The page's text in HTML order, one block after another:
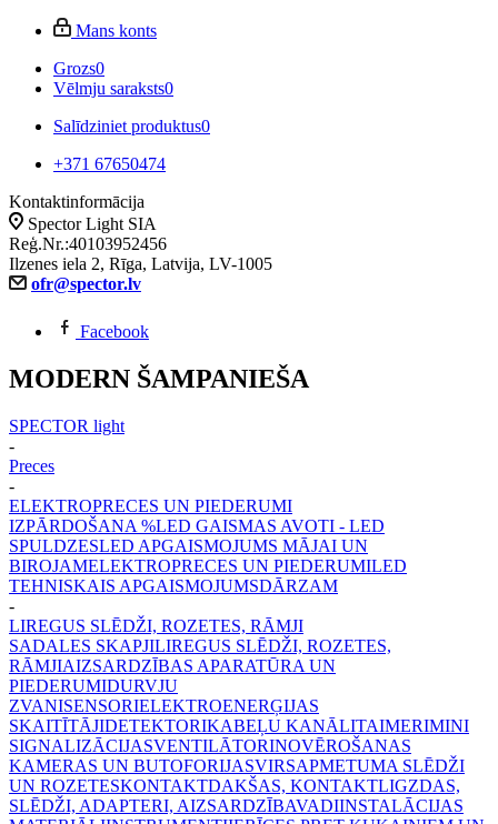
Mans konts
Grozs0
Vēlmju saraksts0
Salīdziniet produktus0
+371 67650474
Kontaktinformācija
Spector Light SIA
Reģ.Nr.:40103952456
Ilzenes iela 2, Rīga, Latvija, LV-1005
ofr@spector.lv
Facebook
MODERN ŠAMPANIEŠA
SPECTOR light
-
Preces
-
ELEKTROPRECES UN PIEDERUMI
IZPĀRDOŠANA %LED GAISMAS AVOTI - LED
SPULDZESLED APGAISMOJUMS MĀJAI UN
BIROJAMELEKTROPRECES UN PIEDERUMILED
TEHNISKAIS APGAISMOJUMSDĀRZAM
-
LIREGUS SLĒDŽI, ROZETES, RĀMJI
SADALES SKAPJILIREGUS SLĒDŽI, ROZETES,
RĀMJIAIZSARDZĪBAS APARATŪRA UN
PIEDERUMIDURVJU
ZVANISENSORIELEKTROENERĢIJAS
SKAITĪTĀJIDETEKTORIKABEĻU KANĀLITAIMERIMINI
SIGNALIZĀCIJASVENTILĀTORINOVĒROŠANAS
KAMERAS UN BUTOFORIJASVIRSAPMETUMA SLĒDŽI
UN ROZETESKONTAKTDAKŠAS, KONTAKTLIGZDAS,
SLĒDŽI, ADAPTERI, AIZSARDZĪBAVADIINSTALĀCIJAS